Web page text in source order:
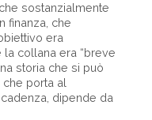
sostanzialmente
finanza, che
era
collana era “breve
storia che si può
porta al
dipende da